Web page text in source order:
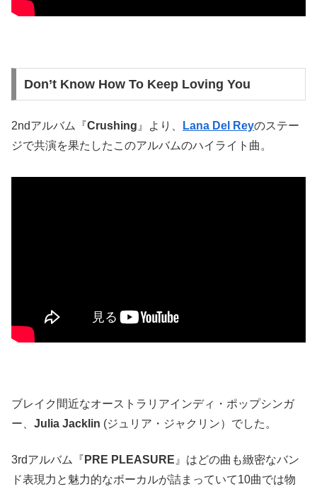
Don’t Know How To Keep Loving You
2ndアルバム『Crushing 』より、 Lana Del Reyのステー
ジで共演を果たしたこのアルバムのハイライト曲。
ブレイク間近なオーストラリアインディ・ポップシンガ
ー、 Julia Jacklin (ジュリア・ジャクリン）でした。
3rdアルバム『 PRE PLEASURE 』はどの曲も緻密なバン
ド表現力と魅力的なボーカルが詰まっていて10曲では物